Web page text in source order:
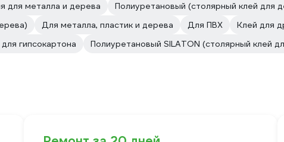
для металла и дерева
Полиуретановый (столярный клей для
Для металла, пластик и дерева Для ПВХ
Клей для
гипсокартона Полиуретановый SILATON (столярный клей